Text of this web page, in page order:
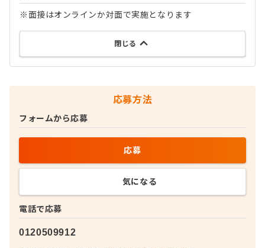
※面接はオンラインか対面で実施となります
閉じる
応募方法
電話で応募
0120509912
フォームから応募
応募
気になる